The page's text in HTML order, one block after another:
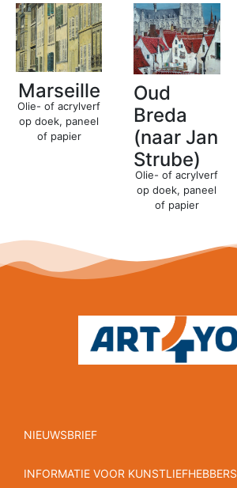
Marseille
Olie- of acrylverf
op doek, paneel
of papier
Oud
Breda
(naar Jan
Strube)
Olie- of acrylverf
op doek, paneel
of papier
NIEUWSBRIEF
INFORMATIE VOOR KUNSTLIEFHEBBERS